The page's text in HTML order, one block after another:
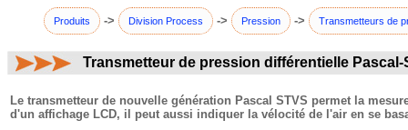
Produits -> Division Process -> Pression -> Transmetteurs de
Transmetteur de pression différentielle Pascal-
Le transmetteur de nouvelle génération Pascal STVS permet la
d'un affichage LCD, il peut aussi indiquer la vélocité de l'air en se